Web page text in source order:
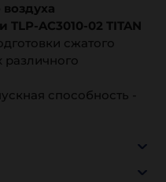
AC3010-02 TITAN
сжатого
различного
способность -